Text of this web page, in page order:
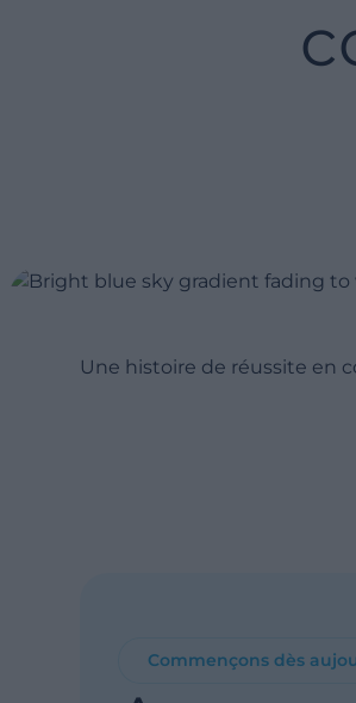
Une histoire de réussite en
Commençons dès